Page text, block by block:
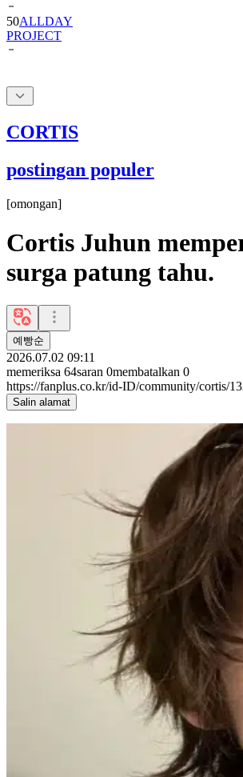
50ALLDAY
PROJECT
CORTIS
postingan populer
[omongan]
Cortis Juhun
surga patung tahu.
예빵순
2026.07.02 09:11
memeriksa 64saran 0membatalkan 0
https://fanplus.co.kr/id-ID/community/cortis/
Salin alamat